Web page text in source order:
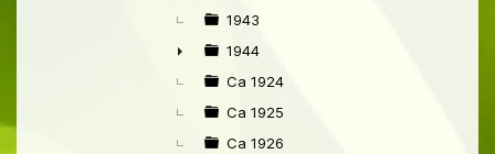
1943
►
1944
Ca 1924
Ca 1925
Ca 1926